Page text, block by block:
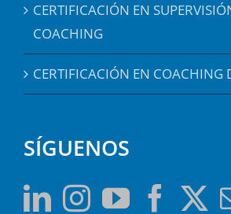
CERTIFICACIÓN EN
COACHING
CERTIFICACIÓN EN COACHING
SÍGUENOS